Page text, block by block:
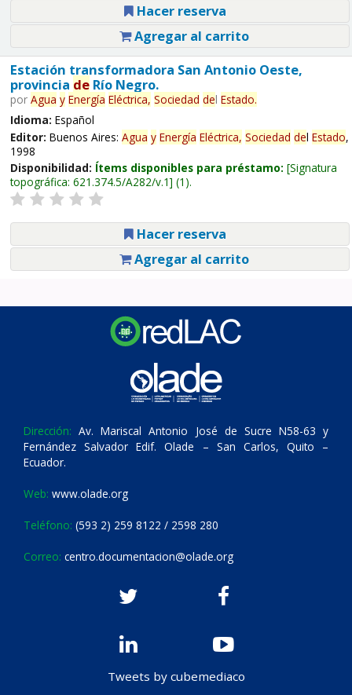
Hacer reserva
Agregar al carrito
Estación transformadora San Antonio Oeste,
provincia deRío Negro.
por Agua y Energía Eléctrica, Sociedad del Estado.
Idioma: Español
Editor: Buenos Aires: Agua y Energía Eléctrica, Sociedad del Estado,
1998
Disponibilidad: Ítems disponibles para préstamo: Signatura
topográfica: 621.374.5/A282/v.1 (1).
Hacer reserva
Agregar al carrito
Dirección: Av. Mariscal Antonio José de Sucre N58-63 y
Fernández Salvador Edif. Olade – San Carlos, Quito –
Ecuador.
Web: www.olade.org
Teléfono: (593 2) 259 8122 / 2598 280
Correo: centro.documentacion@olade.org
Tweets by cubemediaco